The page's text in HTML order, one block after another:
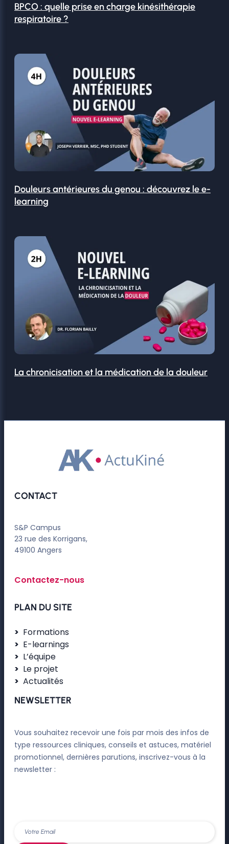
BPCO : quelle prise en charge kinésithérapie
respiratoire ?
Douleurs antérieures du genou : découvrez le e-
learning
La chronicisation et la médication de la douleur
CONTACT
S&P Campus
23 rue des Korrigans,
49100 Angers
Contactez-nous
PLAN DU SITE
Formations
E-learnings
L’équipe
Le projet
Actualités
NEWSLETTER
Vous souhaitez recevoir une fois par mois des infos de
type ressources cliniques, conseils et astuces, matériel
promotionnel, dernières parutions, inscrivez-vous à la
newsletter :